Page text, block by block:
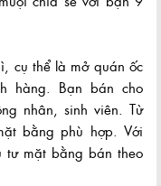
cụ thể là mở quán ốc
hàng. Bạn bán cho
nhân, sinh viên. Từ
bằng phù hợp. Với
tư mặt bằng bán theo